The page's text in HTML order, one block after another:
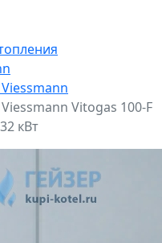
Vitogas 100-F
кВт